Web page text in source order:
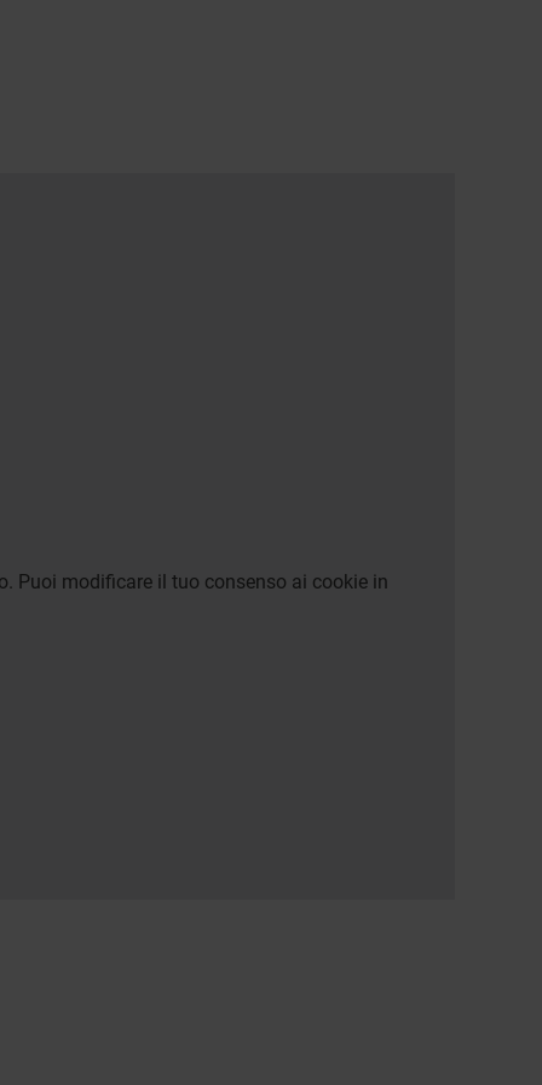
Puoi modificare il tuo consenso ai cookie in